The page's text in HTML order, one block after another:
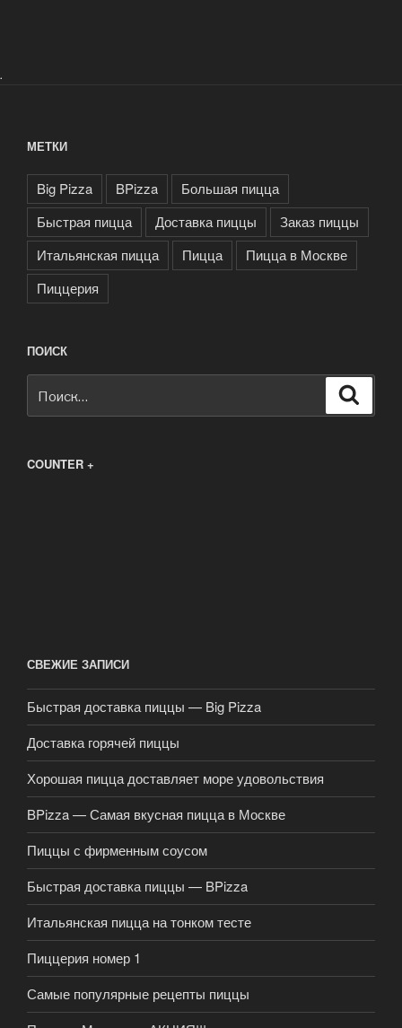
.
МЕТКИ
Big Pizza BPizza
Большая пицца
Быстрая пицца
Доставка пиццы
Заказ пиццы
Итальянская пицца
Пицца
Пицца в Москве
Пиццерия
ПОИСК
COUNTER +
СВЕЖИЕ ЗАПИСИ
Быстрая доставка пиццы — Big Pizza
Доставка горячей пиццы
Хорошая пицца доставляет море удовольствия
BPizza — Самая вкусная пицца в Москве
Пиццы с фирменным соусом
Быстрая доставка пиццы — BPizza
Итальянская пицца на тонком тесте
Пиццерия номер 1
Самые популярные рецепты пиццы